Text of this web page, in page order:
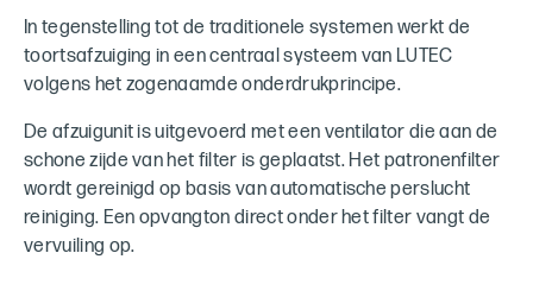
In tegenstelling tot de traditionele systemen werkt de
toortsafzuiging in een centraal systeem van LUTEC
volgens het zogenaamde onderdrukprincipe.
De afzuigunit is uitgevoerd met een ventilator die aan de
schone zijde van het filter is geplaatst. Het patronenfilter
wordt gereinigd op basis van automatische perslucht
reiniging. Een opvangton direct onder het filter vangt de
vervuiling op.